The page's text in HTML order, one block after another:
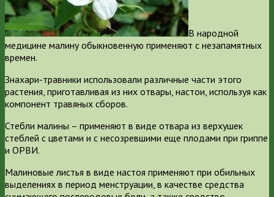
В народной
медицине малину обыкновенную применяют с незапамятных
времен.
Знахари-травники использовали различные части этого
растения, приготавливая из них отвары, настои, используя как
компонент травяных сборов.
Стебли малины – применяют в виде отвара из верхушек
стеблей с цветами и с несозревшими еще плодами при гриппе
и ОРВИ.
Малиновые листья в виде настоя применяют при обильных
выделениях в период менструации, в качестве средства